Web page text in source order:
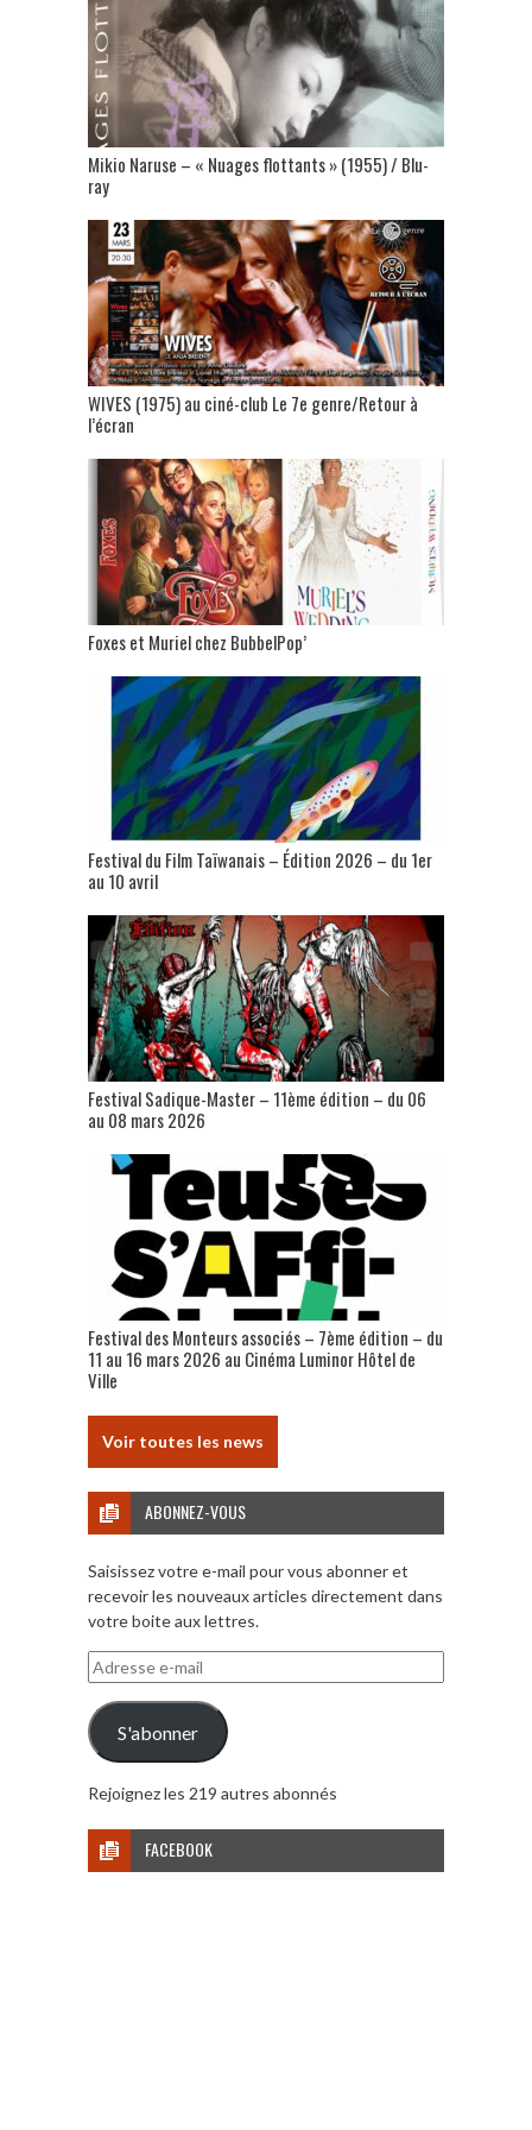
Mikio Naruse – « Nuages flottants » (1955) / Blu-
ray
WIVES (1975) au ciné-club Le 7e genre/Retour à
l’écran
Foxes et Muriel chez BubbelPop’
Festival du Film Taïwanais – Édition 2026 – du 1er
au 10 avril
Festival Sadique-Master – 11ème édition – du 06
au 08 mars 2026
Festival des Monteurs associés – 7ème édition – du
11 au 16 mars 2026 au Cinéma Luminor Hôtel de
Ville
Voir toutes les news
ABONNEZ-VOUS
Saisissez votre e-mail pour vous abonner et
recevoir les nouveaux articles directement dans
votre boite aux lettres.
Adresse
e-
mail
S'abonner
Rejoignez les 219 autres abonnés
FACEBOOK